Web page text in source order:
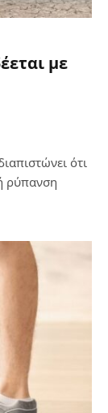
με
ότι
ρύπανση